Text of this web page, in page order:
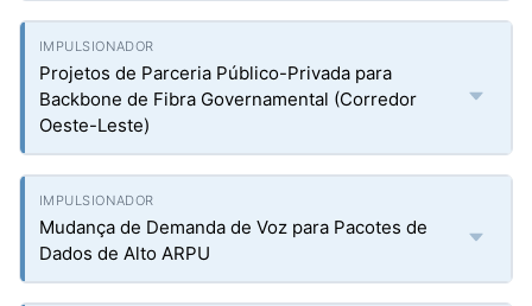
Projetos de Parceria Público-Privada para
Backbone de Fibra Governamental (Corredor
Oeste-Leste)
Mudança de Demanda de Voz para Pacotes de
Dados de Alto ARPU